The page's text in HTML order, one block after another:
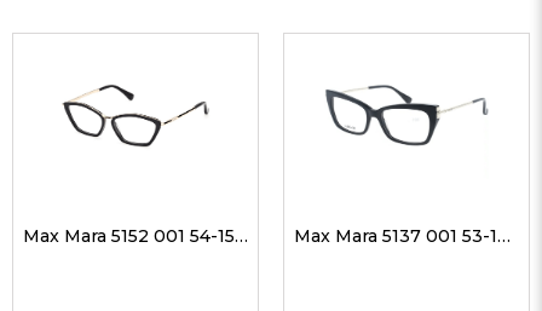
Max Mara 5152 001 54-15 Kadın Optik Gözlükler Max Mara 5137 001 53-17 Kadın Optik Gözlükler